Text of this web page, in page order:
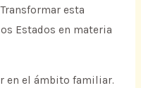
esta
Estados en materia
en el ámbito familiar.